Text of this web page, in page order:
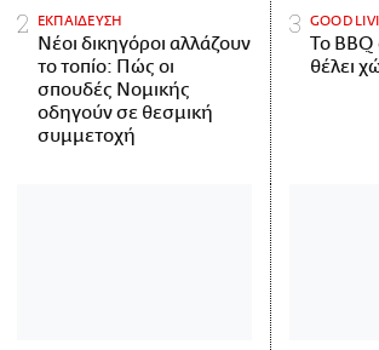
ΕΚΠΑΙΔΕΥΣΗ
Νέοι δικηγόροι αλλάζουν
το τοπίο: Πώς οι
σπουδές Νομικής
οδηγούν σε θεσμική
συμμετοχή
GOOD
Το BBQ
θέλει